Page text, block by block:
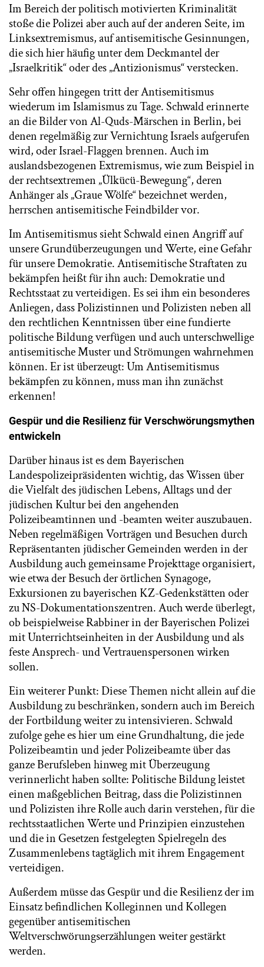
Im Bereich der politisch motivierten Kriminalität
stoße die Polizei aber auch auf der anderen Seite, im
Linksextremismus, auf antisemitische Gesinnungen,
die sich hier häufig unter dem Deckmantel der
„Israelkritik“ oder des „Antizionismus“ verstecken.
Sehr offen hingegen tritt der Antisemitismus
wiederum im Islamismus zu Tage. Schwald erinnerte
an die Bilder von Al-Quds-Märschen in Berlin, bei
denen regelmäßig zur Vernichtung Israels aufgerufen
wird, oder Israel-Flaggen brennen. Auch im
auslandsbezogenen Extremismus, wie zum Beispiel in
der rechtsextremen „Ülkücü-Bewegung“, deren
Anhänger als „Graue Wölfe“ bezeichnet werden,
herrschen antisemitische Feindbilder vor.
Im Antisemitismus sieht Schwald einen Angriff auf
unsere Grundüberzeugungen und Werte, eine Gefahr
für unsere Demokratie. Antisemitische Straftaten zu
bekämpfen heißt für ihn auch: Demokratie und
Rechtsstaat zu verteidigen. Es sei ihm ein besonderes
Anliegen, dass Polizistinnen und Polizisten neben all
den rechtlichen Kenntnissen über eine fundierte
politische Bildung verfügen und auch unterschwellige
antisemitische Muster und Strömungen wahrnehmen
können. Er ist überzeugt: Um Antisemitismus
bekämpfen zu können, muss man ihn zunächst
erkennen!
Gespür und die Resilienz für Verschwörungsmythen
entwickeln
Darüber hinaus ist es dem Bayerischen
Landespolizeipräsidenten wichtig, das Wissen über
die Vielfalt des jüdischen Lebens, Alltags und der
jüdischen Kultur bei den angehenden
Polizeibeamtinnen und -beamten weiter auszubauen.
Neben regelmäßigen Vorträgen und Besuchen durch
Repräsentanten jüdischer Gemeinden werden in der
Ausbildung auch gemeinsame Projekttage organisiert,
wie etwa der Besuch der örtlichen Synagoge,
Exkursionen zu bayerischen KZ-Gedenkstätten oder
zu NS-Dokumentationszentren. Auch werde überlegt,
ob beispielweise Rabbiner in der Bayerischen Polizei
mit Unterrichtseinheiten in der Ausbildung und als
feste Ansprech- und Vertrauenspersonen wirken
sollen.
Ein weiterer Punkt: Diese Themen nicht allein auf die
Ausbildung zu beschränken, sondern auch im Bereich
der Fortbildung weiter zu intensivieren. Schwald
zufolge gehe es hier um eine Grundhaltung, die jede
Polizeibeamtin und jeder Polizeibeamte über das
ganze Berufsleben hinweg mit Überzeugung
verinnerlicht haben sollte: Politische Bildung leistet
einen maßgeblichen Beitrag, dass die Polizistinnen
und Polizisten ihre Rolle auch darin verstehen, für die
rechtsstaatlichen Werte und Prinzipien einzustehen
und die in Gesetzen festgelegten Spielregeln des
Zusammenlebens tagtäglich mit ihrem Engagement
verteidigen.
Außerdem müsse das Gespür und die Resilienz der im
Einsatz befindlichen Kolleginnen und Kollegen
gegenüber antisemitischen
Weltverschwörungserzählungen weiter gestärkt
werden.